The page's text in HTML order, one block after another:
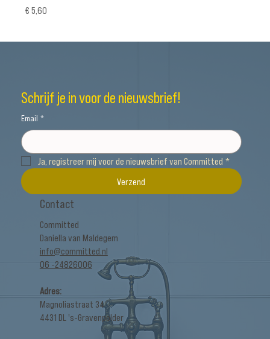
Prijs
€ 5,60
Contact
Committed
Daniella van Maldegem
info@committed.nl
06 -24826006
Adres:
Magnoliastraat 34
4431 DL 's-Gravenpolder
Schrijf je in voor de nieuwsbrief!
Email *
Ja, registreer mij voor de nieuwsbrief van Committed *
Verzend